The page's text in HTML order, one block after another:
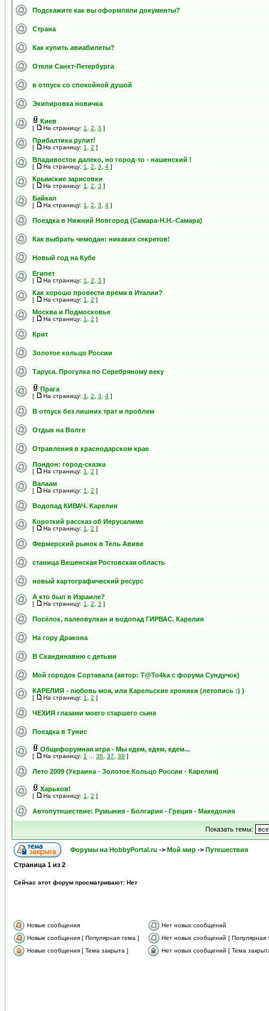
Подскажите как вы оформляли документы?
Страна
Как купить авиабилеты?
Отели Санкт-Петербурга
в отпуск со спокойной душой
Экипировка новичка
Киев
[ На страницу: 1 2 3 ]
Прибалтика рулит!
[ На страницу: 1 2 ]
Владивосток далеко, но город-то - нашенский !
[ На страницу: 1 2 3 4 ]
Крымские зарисовки
[ На страницу: 1 2 3 ]
Байкал
[ На страницу: 1 2 3 4 ]
Поездка в Нижний Новгород (Самара-Н.Н.-Самара)
Как выбрать чемодан: никаких секретов!
Новый год на Кубе
Египет
[ На страницу: 1 2 3 ]
Как хорошо провести время в Италии?
[ На страницу: 1 2 ]
Москва и Подмосковье
[ На страницу: 1 2 ]
Крит
Золотое кольцо России
Таруса. Прогулка по Серебряному веку
Прага
[ На страницу: 1 2 3 4 ]
В отпуск без лишних трат и проблем
Отдых на Волге
Отравления в краснодарском крае
Лондон: город-сказка
[ На страницу: 1 2 ]
Валаам
[ На страницу: 1 2 ]
Водопад КИВАЧ. Карелия
Короткий рассказ об Иерусалиме
[ На страницу: 1 2 ]
Фермерский рынок в Тель Авиве
станица Вешенская Ростовская область
новый картографический ресурс
А кто был в Израиле?
[ На страницу: 1 2 3 ]
Посёлок, палеовулкан и водопад ГИРВАС. Карелия
На гору Дракона
В Скандинавию с детьми
Мой городок Сортавала (автор: Т@To4ka с форума Сундучок)
КАРЕЛИЯ - любовь моя, или Карельские хроники (летопись :) )
[ На страницу: 1 2 ]
ЧЕХИЯ глазами моего старшего сына
Поездка в Тунис
Общефорумная игра - Мы едем, едем, едем...
[ На страницу: 1 36 37 38 ]
Лето 2009 (Украина - Золотое Кольцо России - Карелия)
Харьков!
[ На страницу: 1 2 ]
Автопутешествие: Румыния - Болгария - Греция - Македония
Показать темы:
Форумы на HobbyPortal.ru -> Мой мир -> Путешествия
Страница 1 из 2
Сейчас этот форум просматривают: Нет
Новые сообщения
Нет новых сообщений
Новые сообщения [ Популярная тема ]
Нет новых сообщений [ Популярная
Новые сообщения [ Тема закрыта ]
Нет новых сообщений [ Тема